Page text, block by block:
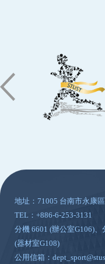
地址：71005 台南市永康
TEL：+886-6-253-3131
分機 6601 (辦公室G106)
(器材室G108)
公用信箱：